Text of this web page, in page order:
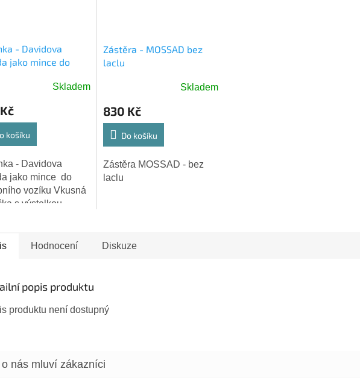
- Davidova
jako mince do
Skladem
košíku
- Davidova
jako mince do
vozíku Vkusná
s výstelkou.
Zástěra - MOSSAD bez
laclu
Skladem
830 Kč
Do košíku
Zástěra MOSSAD - bez
laclu
Hodnocení Diskuze
popis produktu
produktu není dostupný